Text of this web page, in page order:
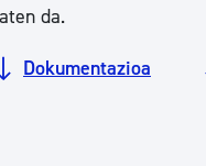
da.
Dokumentazioa